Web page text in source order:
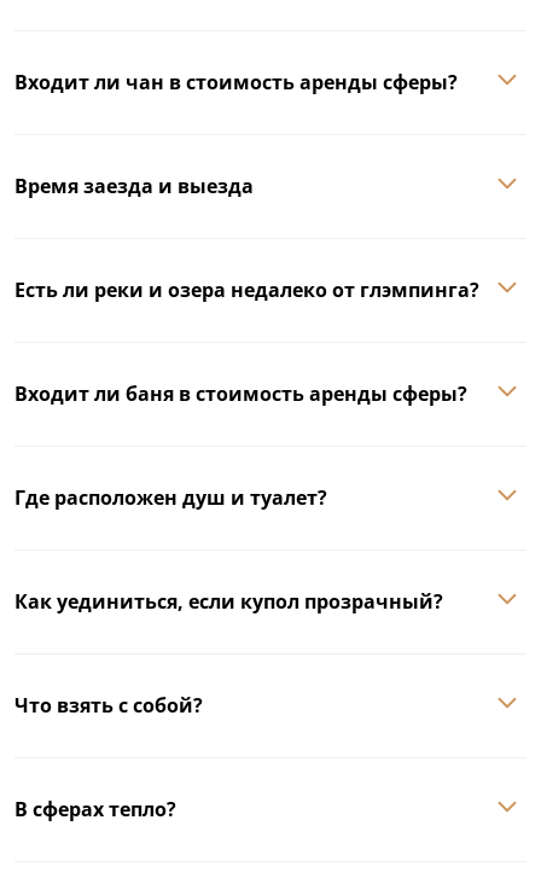
Входит ли чан в стоимость аренды сферы?
Время заезда и выезда
Есть ли реки и озера недалеко от глэмпинга?
Входит ли баня в стоимость аренды сферы?
Где расположен душ и туалет?
Как уединиться, если купол прозрачный?
Что взять с собой?
В сферах тепло?